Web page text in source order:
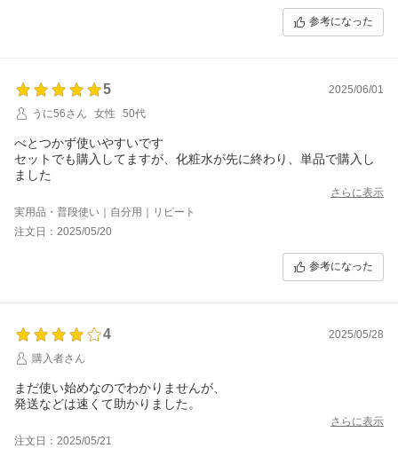
参考になった
5
2025/06/01
うに56さん
女性 50代
べとつかず使いやすいです
セットでも購入してますが、化粧水が先に終わり、単品で購入し
ました
さらに表示
実用品・普段使い｜自分用｜リピート
注文日：2025/05/20
参考になった
4
2025/05/28
購入者さん
まだ使い始めなのでわかりませんが、
発送などは速くて助かりました。
さらに表示
注文日：2025/05/21